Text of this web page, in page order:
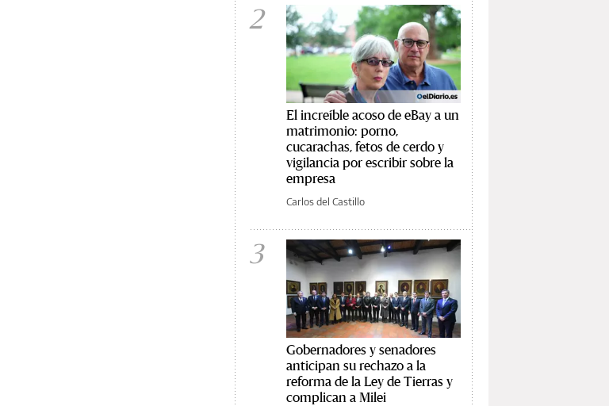
2
El increíble acoso de eBay a un
matrimonio: porno,
cucarachas, fetos de cerdo y
vigilancia por escribir sobre la
empresa
Carlos del Castillo
3
Gobernadores y senadores
anticipan su rechazo a la
reforma de la Ley de Tierras y
complican a Milei